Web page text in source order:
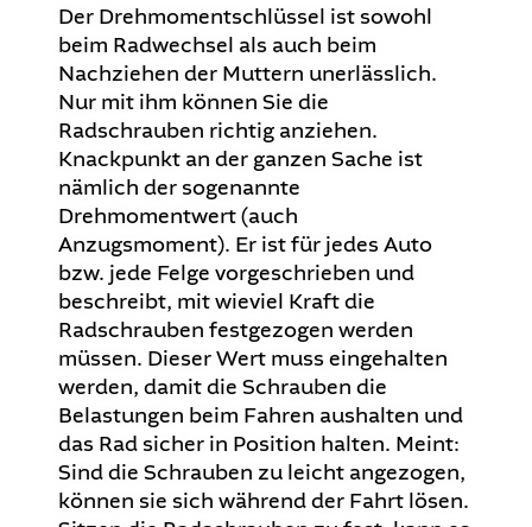
Der Drehmomentschlüssel ist sowohl
beim Radwechsel als auch beim
Nachziehen der Muttern unerlässlich.
Nur mit ihm können Sie die
Radschrauben richtig anziehen.
Knackpunkt an der ganzen Sache ist
nämlich der sogenannte
Drehmomentwert (auch
Anzugsmoment). Er ist für jedes Auto
bzw. jede Felge vorgeschrieben und
beschreibt, mit wieviel Kraft die
Radschrauben festgezogen werden
müssen. Dieser Wert muss eingehalten
werden, damit die Schrauben die
Belastungen beim Fahren aushalten und
das Rad sicher in Position halten. Meint:
Sind die Schrauben zu leicht angezogen,
können sie sich während der Fahrt lösen.